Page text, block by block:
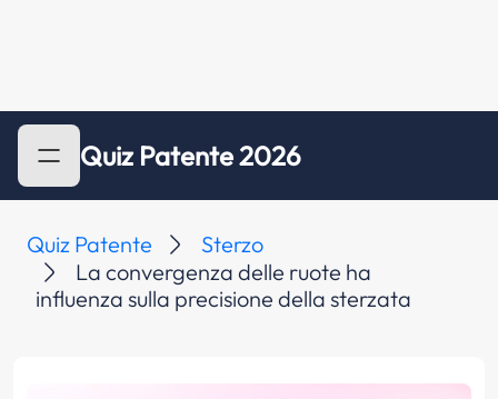
Quiz Patente 2026
Quiz Patente
Sterzo
La convergenza delle ruote ha
influenza sulla precisione della sterzata